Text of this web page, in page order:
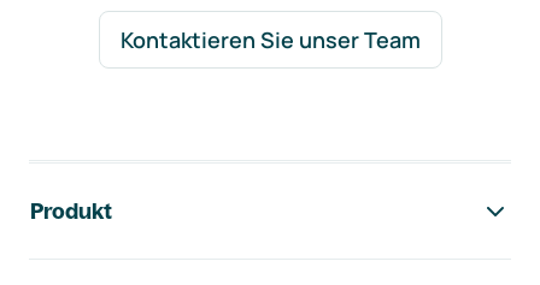
Kontaktieren Sie unser Team
Produkt